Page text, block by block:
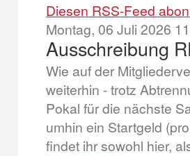
Diesen RSS-Feed
Montag, 06 Juli 2026
Ausschreibung
Wie auf der
weiterhin - trotz
Pokal für die nächste
umhin ein Startgeld
findet ihr sowohl hier,